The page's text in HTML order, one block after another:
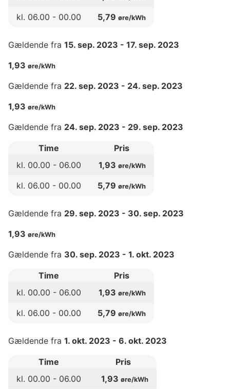
kl. 06.00 - 00.00 5,79 øre/kWh
Gældende fra 15. sep. 2023 - 17. sep. 2023
1,93 øre/kWh
Gældende fra 22. sep. 2023 - 24. sep. 2023
1,93 øre/kWh
Gældende fra 24. sep. 2023 - 29. sep. 2023
Time
Pris
kl. 00.00 - 06.00 1,93 øre/kWh
kl. 06.00 - 00.00 5,79 øre/kWh
Gældende fra 29. sep. 2023 - 30. sep. 2023
1,93 øre/kWh
Gældende fra 30. sep. 2023 - 1. okt. 2023
Time
Pris
kl. 00.00 - 06.00 1,93 øre/kWh
kl. 06.00 - 00.00 5,79 øre/kWh
Gældende fra 1. okt. 2023 - 6. okt. 2023
Time
Pris
kl. 00.00 - 06.00 1,93 øre/kWh